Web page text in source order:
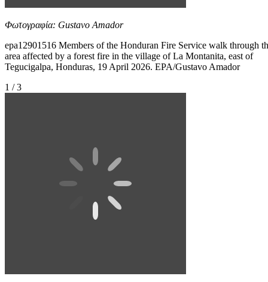
Φωτογραφία: Gustavo Amador
epa12901516 Members of the Honduran Fire Service walk through
area affected by a forest fire in the village of La Montanita, east of
Tegucigalpa, Honduras, 19 April 2026. EPA/Gustavo Amador
1 / 3